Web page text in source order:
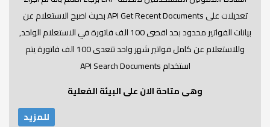
تعديلات على API Get Recent Documents بحيث اصبح الاستعلام عن
بيانات الفواتير محدود بحد اقصى 100 الف فاتورة في الاستعلام الواحد,
وللاستعلام عن كامل فواتير شهر واحد تتعدى 100 الف فاتورة يتم
استخدام API Search Documents
وهى متاحة الان على البيئة الفعلية
للمزيد